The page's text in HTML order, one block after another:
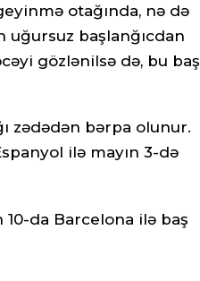
otağında, nə də
başlanğıcdan
gözlənilsə də, bu baş
zədədən bərpa olunur.
ilə mayın 3-də
da Barcelona ilə baş